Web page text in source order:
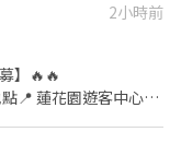
支援 🌙🌙夜班說明🌙
距離約16km內 需可
車&駕照🔔
：07:00-
2小時前
】🔥🔥
帳